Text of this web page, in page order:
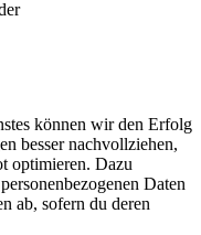
können wir den Erfolg
besser nachvollziehen,
optimieren. Dazu
Daten
ab, sofern du deren